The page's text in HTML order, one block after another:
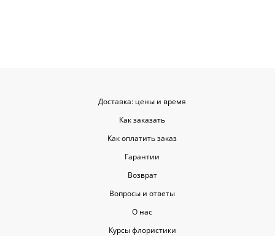
Доставка: цены и время
Как заказать
Как оплатить заказ
Гарантии
Возврат
Вопросы и ответы
О нас
Курсы флористики